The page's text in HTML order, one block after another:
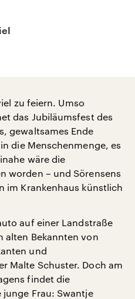
zu feiern. Umso
das Jubiläumsfest des
gewaltsames Ende
die Menschenmenge, es
wäre die
worden – und Sörensens
im Krankenhaus künstlich
auf einer Landstraße
alten Bekannten von
und
Malte Schuster. Doch am
findet die
Frau: Swantje